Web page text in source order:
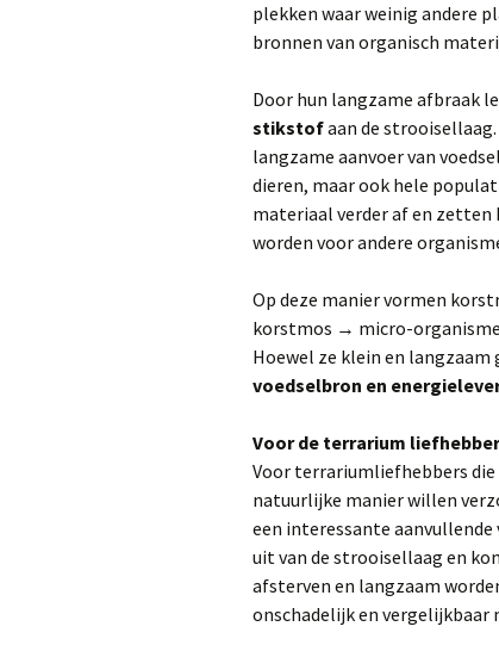
plekken waar weinig andere
bronnen van organisch
Door hun langzame afbraak
stikstofaan de
langzame aanvoer van
dieren, maar ook hele
materiaal verder af en zetten
worden voor andere
Op deze manier vormen
korstmos → micro-
Hoewel ze klein en
voedselbron en
Voor de terrarium
Voor terrariumliefhebbers
natuurlijke manier willen
een interessante
uit van de strooisellaag en
afsterven en langzaam
onschadelijk en